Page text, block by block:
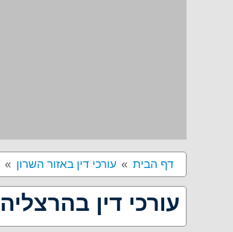
דף הבית עורכי דין באזור השרון
עורכי דין בהרצליה